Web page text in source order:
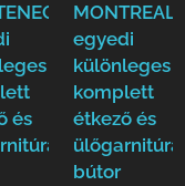
és
egyedi
különleges
komplett
étkező és
ülőgarnitúra
bútor